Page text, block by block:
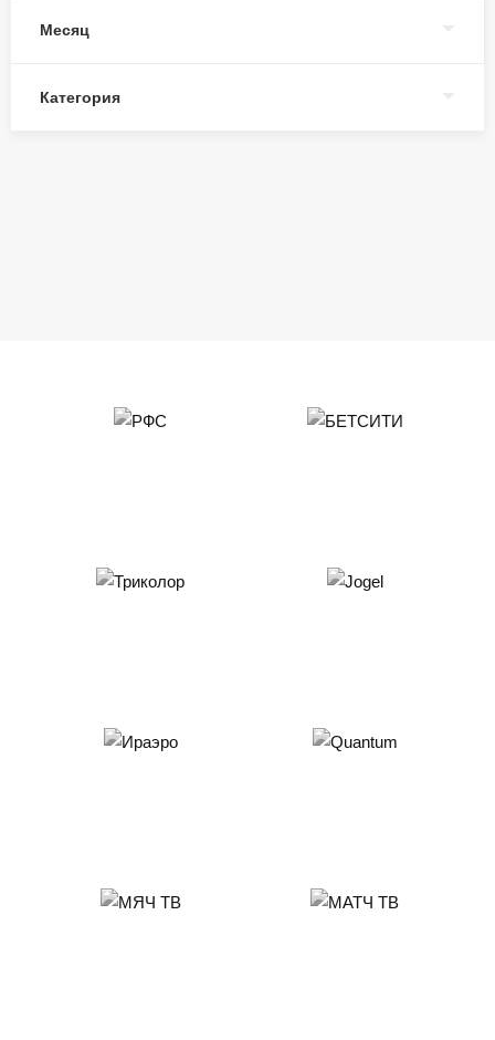
Месяц
Категория